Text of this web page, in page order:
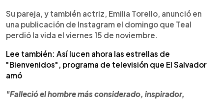
Su pareja, y también actriz, Emilia Torello, anunció en
una publicación de Instagram el domingo que Teal
perdió la vida el viernes 15 de noviembre.
Lee también: Así lucen ahora las estrellas de
"Bienvenidos", programa de televisión que El Salvador
amó
"Falleció el hombre más considerado, inspirador,